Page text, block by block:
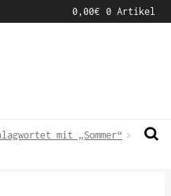
0,00€ 0 Artikel
mit „Sommer“